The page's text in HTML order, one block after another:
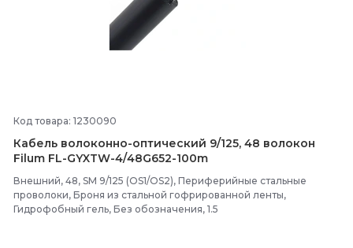
Код товара: 1230090
Кабель волоконно-оптический 9/125, 48 волокон
Filum FL-GYXTW-4/48G652-100m
Внешний, 48, SM 9/125 (OS1/OS2), Периферийные стальные
проволоки, Броня из стальной гофрированной ленты,
Гидрофобный гель, Без обозначения, 1.5